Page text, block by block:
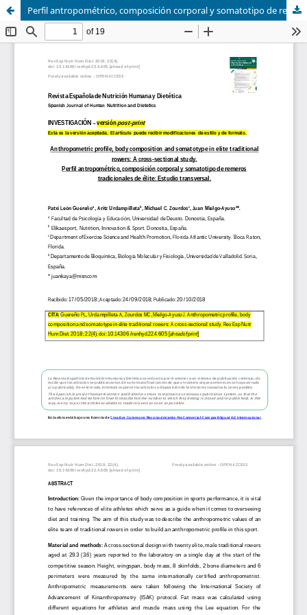
Perfil antropométrico, composición corporal y somatotipo de remeros tradicionales de élite: Estudio transversal